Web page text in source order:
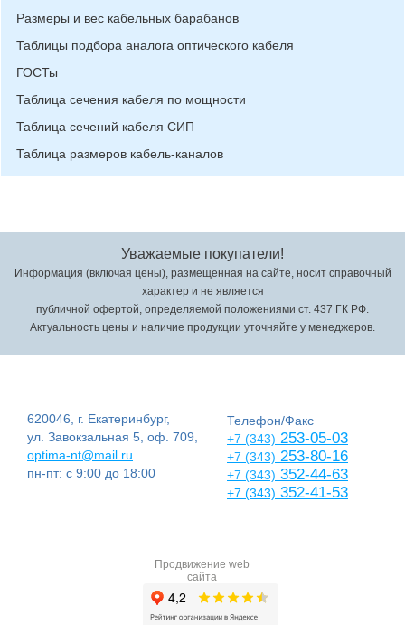
Размеры и вес кабельных барабанов
Таблицы подбора аналога оптического кабеля
ГОСТы
Таблица сечения кабеля по мощности
Таблица сечений кабеля СИП
Таблица размеров кабель-каналов
Уважаемые покупатели!
Информация (включая цены), размещенная на сайте, носит справочный
характер и не является
публичной офертой, определяемой положениями ст. 437 ГК РФ.
Актуальность цены и наличие продукции уточняйте у менеджеров.
620046, г. Екатеринбург,
ул. Завокзальная 5, оф. 709,
optima-nt@mail.ru
пн-пт: с 9:00 до 18:00
Телефон/Факс
+7 (343) 253-05-03
+7 (343) 253-80-16
+7 (343) 352-44-63
+7 (343) 352-41-53
Продвижение web
сайта